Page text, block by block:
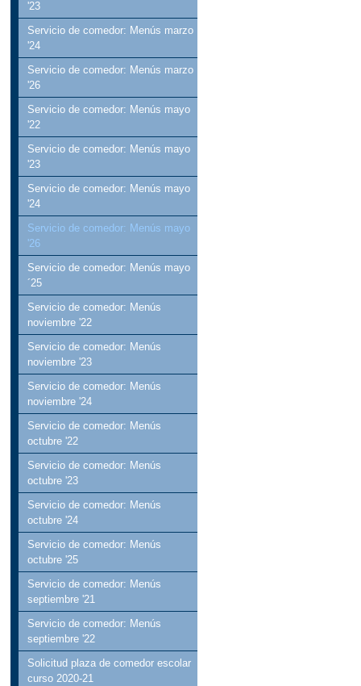
'23
Servicio de comedor: Menús marzo
'24
Servicio de comedor: Menús marzo
'26
Servicio de comedor: Menús mayo
'22
Servicio de comedor: Menús mayo
'23
Servicio de comedor: Menús mayo
'24
Servicio de comedor: Menús mayo
'26
Servicio de comedor: Menús mayo
´25
Servicio de comedor: Menús
noviembre '22
Servicio de comedor: Menús
noviembre '23
Servicio de comedor: Menús
noviembre '24
Servicio de comedor: Menús
octubre '22
Servicio de comedor: Menús
octubre '23
Servicio de comedor: Menús
octubre '24
Servicio de comedor: Menús
octubre '25
Servicio de comedor: Menús
septiembre '21
Servicio de comedor: Menús
septiembre '22
Solicitud plaza de comedor escolar
curso 2020-21